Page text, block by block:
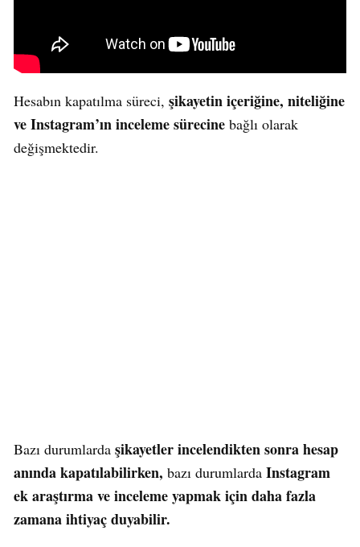
Hesabın kapatılma süreci, şikayetin içeriğine, niteliğine
ve Instagram’ın inceleme sürecine bağlı olarak
değişmektedir.
Bazı durumlarda şikayetler incelendikten sonra hesap
anında kapatılabilirken, bazı durumlarda Instagram
ek araştırma ve inceleme yapmak için daha fazla
zamana ihtiyaç duyabilir.